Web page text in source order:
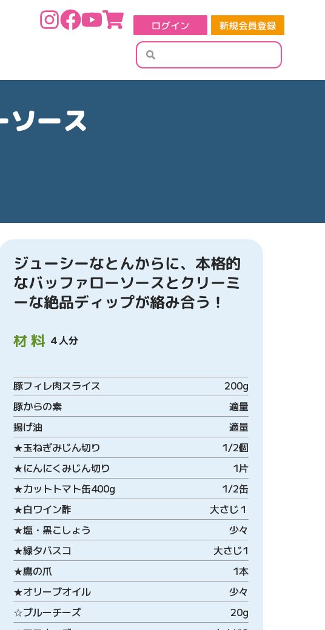
検
ース
ジューシーなとんからに、本格的
なバッファローソースとクリーミ
ーな絶品ディップが絡み合う！
材料 ４人分
豚フィレ肉スライス
200g
豚からの素
適量
揚げ油
適量
★玉ねぎみじん切り
1/2個
★にんにくみじん切り
1片
★カットトマト缶400g
1/2缶
★白ワイン酢
大さじ１
★塩・黒こしょう
少々
★緑タバスコ
大さじ1
★鷹の爪
1本
★オリーブオイル
少々
☆ブルーチーズ
20g